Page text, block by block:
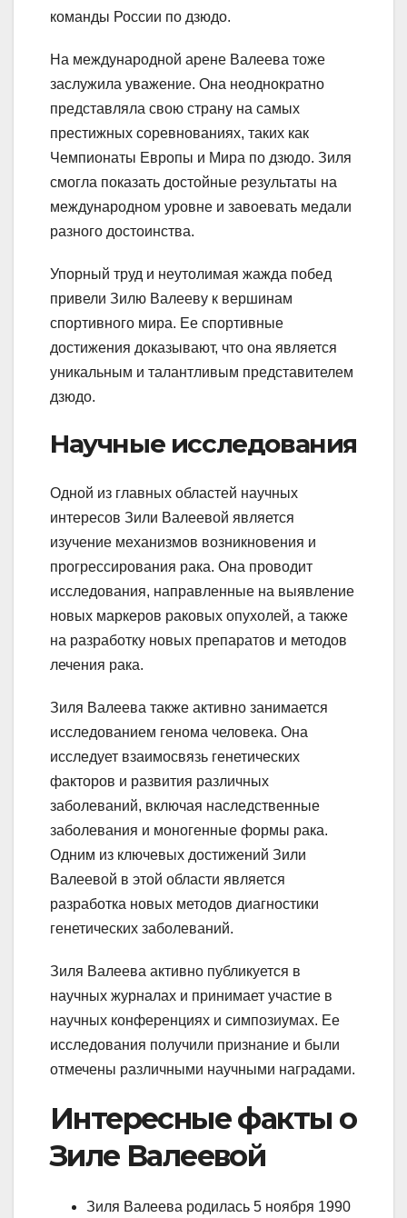
команды России по дзюдо.
На международной арене Валеева тоже
заслужила уважение. Она неоднократно
представляла свою страну на самых
престижных соревнованиях, таких как
Чемпионаты Европы и Мира по дзюдо. Зиля
смогла показать достойные результаты на
международном уровне и завоевать медали
разного достоинства.
Упорный труд и неутолимая жажда побед
привели Зилю Валееву к вершинам
спортивного мира. Ее спортивные
достижения доказывают, что она является
уникальным и талантливым представителем
дзюдо.
Научные исследования
Одной из главных областей научных
интересов Зили Валеевой является
изучение механизмов возникновения и
прогрессирования рака. Она проводит
исследования, направленные на выявление
новых маркеров раковых опухолей, а также
на разработку новых препаратов и методов
лечения рака.
Зиля Валеева также активно занимается
исследованием генома человека. Она
исследует взаимосвязь генетических
факторов и развития различных
заболеваний, включая наследственные
заболевания и моногенные формы рака.
Одним из ключевых достижений Зили
Валеевой в этой области является
разработка новых методов диагностики
генетических заболеваний.
Зиля Валеева активно публикуется в
научных журналах и принимает участие в
научных конференциях и симпозиумах. Ее
исследования получили признание и были
отмечены различными научными наградами.
Интересные факты о
Зиле Валеевой
Зиля Валеева родилась 5 ноября 1990